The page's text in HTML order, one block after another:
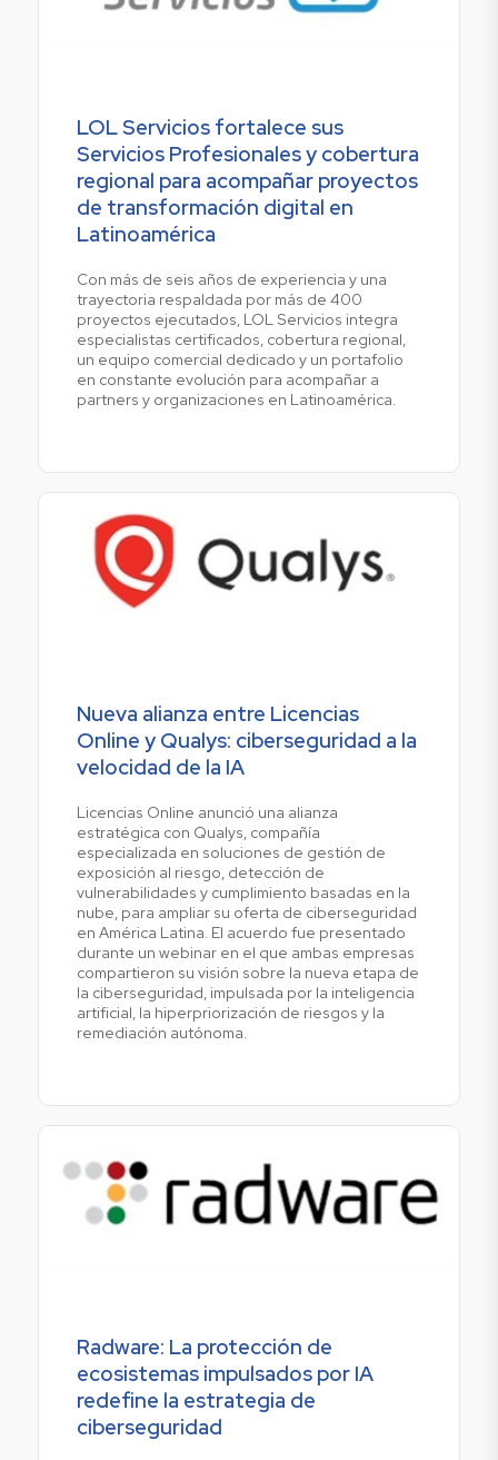
LOL Servicios fortalece sus
Servicios Profesionales y cobertura
regional para acompañar proyectos
de transformación digital en
Latinoamérica
Con más de seis años de experiencia y una
trayectoria respaldada por más de 400
proyectos ejecutados, LOL Servicios integra
especialistas certificados, cobertura regional,
un equipo comercial dedicado y un portafolio
en constante evolución para acompañar a
partners y organizaciones en Latinoamérica.
Nueva alianza entre Licencias
Online y Qualys: ciberseguridad a la
velocidad de la IA
Licencias Online anunció una alianza
estratégica con Qualys, compañía
especializada en soluciones de gestión de
exposición al riesgo, detección de
vulnerabilidades y cumplimiento basadas en la
nube, para ampliar su oferta de ciberseguridad
en América Latina. El acuerdo fue presentado
durante un webinar en el que ambas empresas
compartieron su visión sobre la nueva etapa de
la ciberseguridad, impulsada por la inteligencia
artificial, la hiperpriorización de riesgos y la
remediación autónoma.
Radware: La protección de
ecosistemas impulsados por IA
redefine la estrategia de
ciberseguridad